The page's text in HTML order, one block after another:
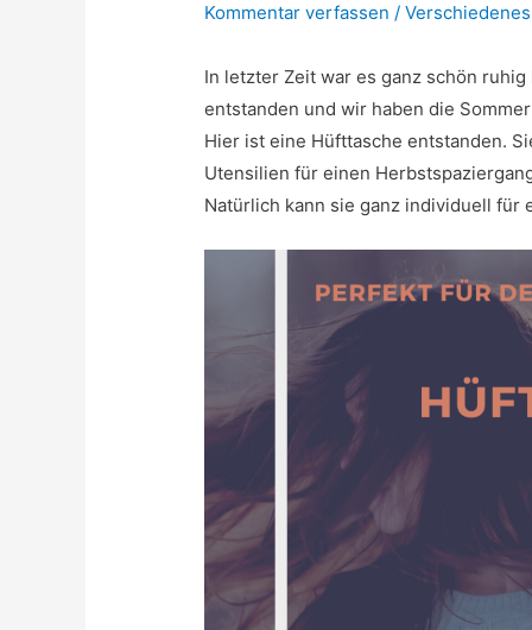
Kommentar verfassen /Verschiedenes
In letzter Zeit war es ganz schön
entstanden und wir haben die
Hier ist eine Hüfttasche entstanden.
Utensilien für einen
Natürlich kann sie ganz individuell für